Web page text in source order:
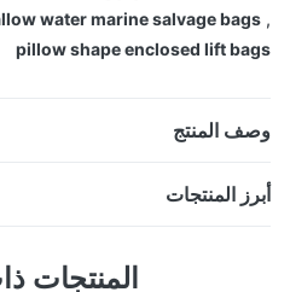
shallow water marine salvage
,
pillow shape enclosed lift
المنتج
رفع الهواء تحت الماء
أكياس الرفع المغلقة بالوسائد،
المنتجات
المنتجات ذات